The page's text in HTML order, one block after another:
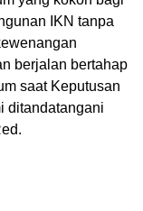
IKN tanpa
berjalan bertahap
saat Keputusan
ditandatangani